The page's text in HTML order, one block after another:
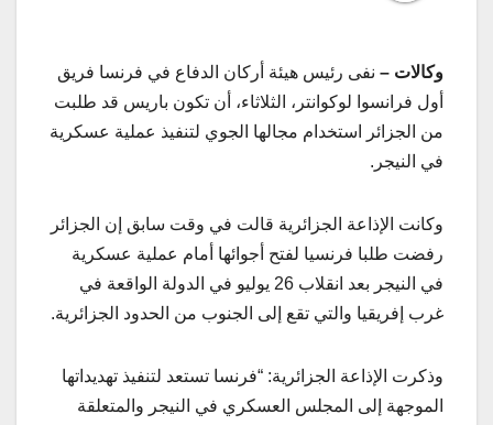
وكالات – نفى رئيس هيئة أركان الدفاع في فرنسا فريق
أول فرانسوا لوكوانتر، الثلاثاء، أن تكون باريس قد طلبت
من الجزائر استخدام مجالها الجوي لتنفيذ عملية عسكرية
في النيجر.
وكانت الإذاعة الجزائرية قالت في وقت سابق إن الجزائر
رفضت طلبا فرنسيا لفتح أجوائها أمام عملية عسكرية
في النيجر بعد انقلاب 26 يوليو في الدولة الواقعة في
غرب إفريقيا والتي تقع إلى الجنوب من الحدود الجزائرية.
وذكرت الإذاعة الجزائرية: “فرنسا تستعد لتنفيذ تهديداتها
الموجهة إلى المجلس العسكري في النيجر والمتعلقة